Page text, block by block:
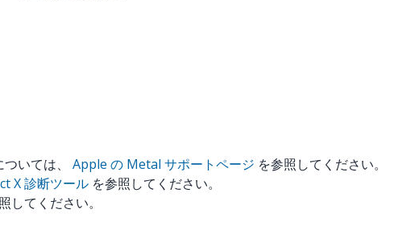
いては、 Apple の Metal サポートページ を参照してください。
X 診断ツール を参照してください。
してください。